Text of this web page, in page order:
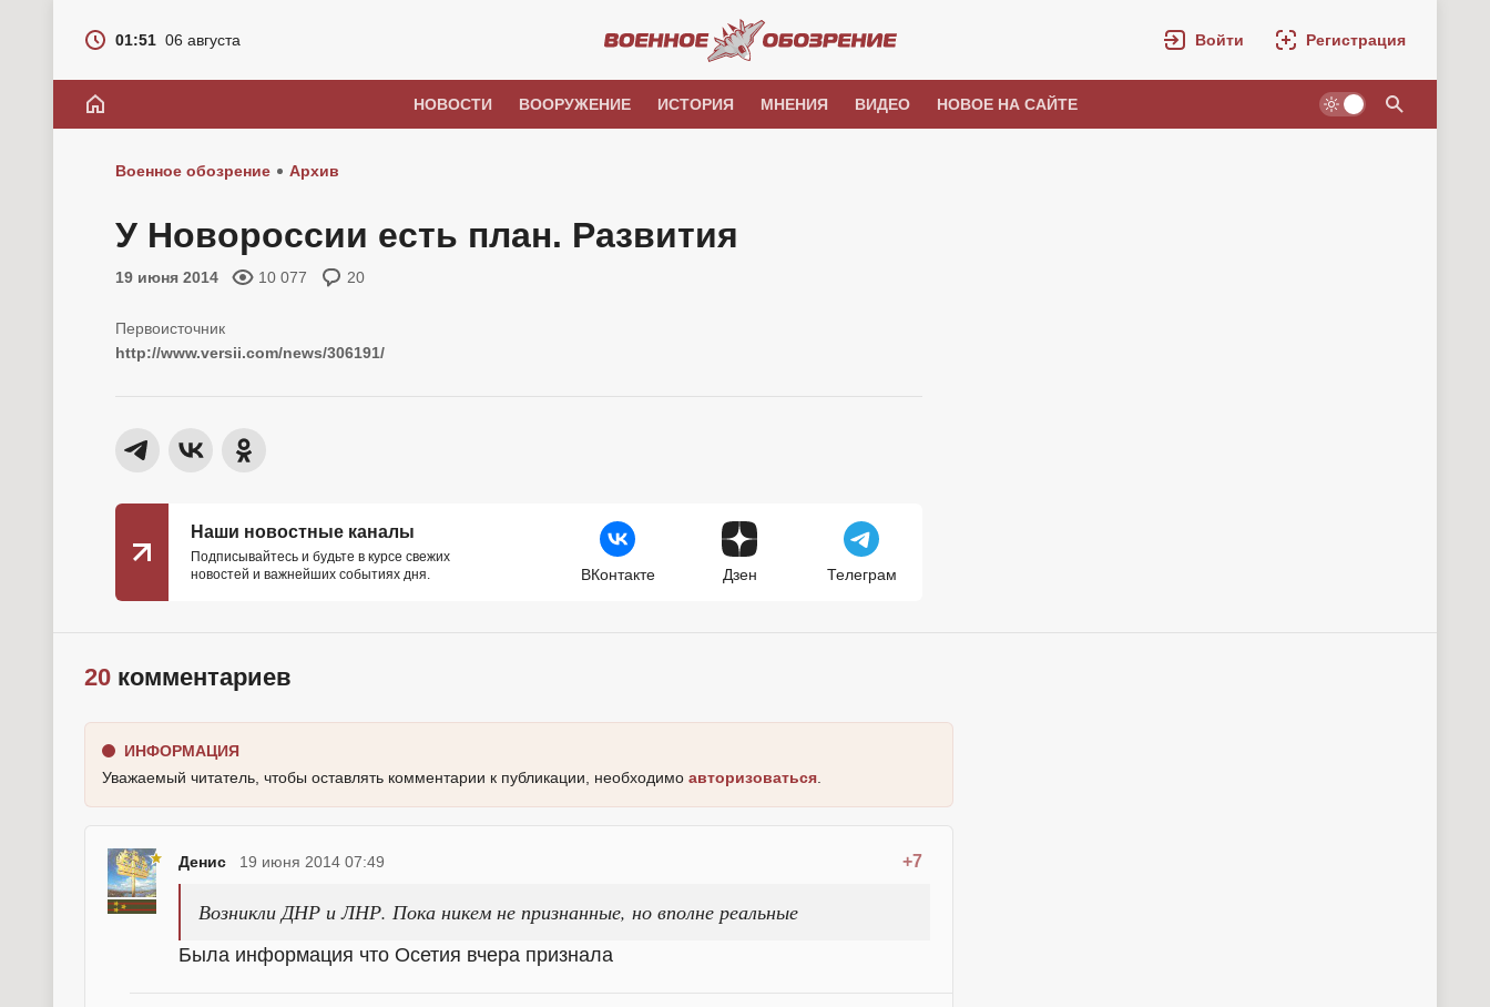
01:51 06 августа Войти Регистрация
НОВОСТИ ВООРУЖЕНИЕ ИСТОРИЯ МНЕНИЯ ВИДЕО НОВОЕ НА САЙТЕ
Военное обозрение Архив
У Новороссии есть план. Развития
19 июня 2014 10 077 20
http://www.versii.com/news/306191/
Наши новостные каналы
Подписывайтесь и будьте в курсе свежих
новостей и важнейших событиях дня.
ВКонтакте Дзен Телеграм
20 комментариев
ИНФОРМАЦИЯ
Уважаемый читатель, чтобы оставлять комментарии к публикации, необходимо авторизоваться
Денис +7
19 июня 2014 07:49
Возникли ДНР и ЛНР. Пока никем не признанные, но вполне реальные
Была информация что Осетия вчера признала